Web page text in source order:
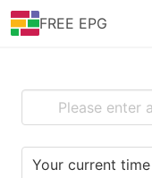
FREE EPG